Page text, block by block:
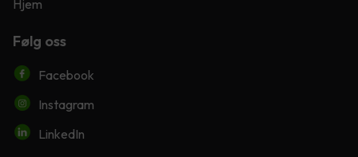
Hjem
Følg oss
Facebook
Instagram
LinkedIn